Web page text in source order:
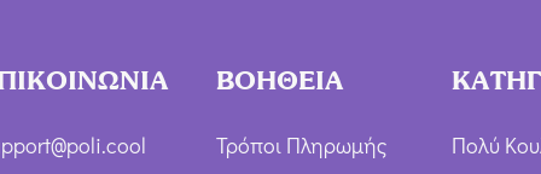
ή
ρ
ΒΟΗΘΕΙΑ
Τρόποι Πληρωμής
Πολύ